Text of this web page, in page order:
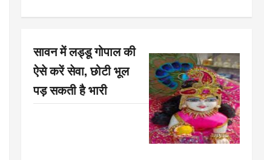
सावन में लड्डू गोपाल की
ऐसे करें सेवा, छोटी भूल
पड़ सकती है भारी